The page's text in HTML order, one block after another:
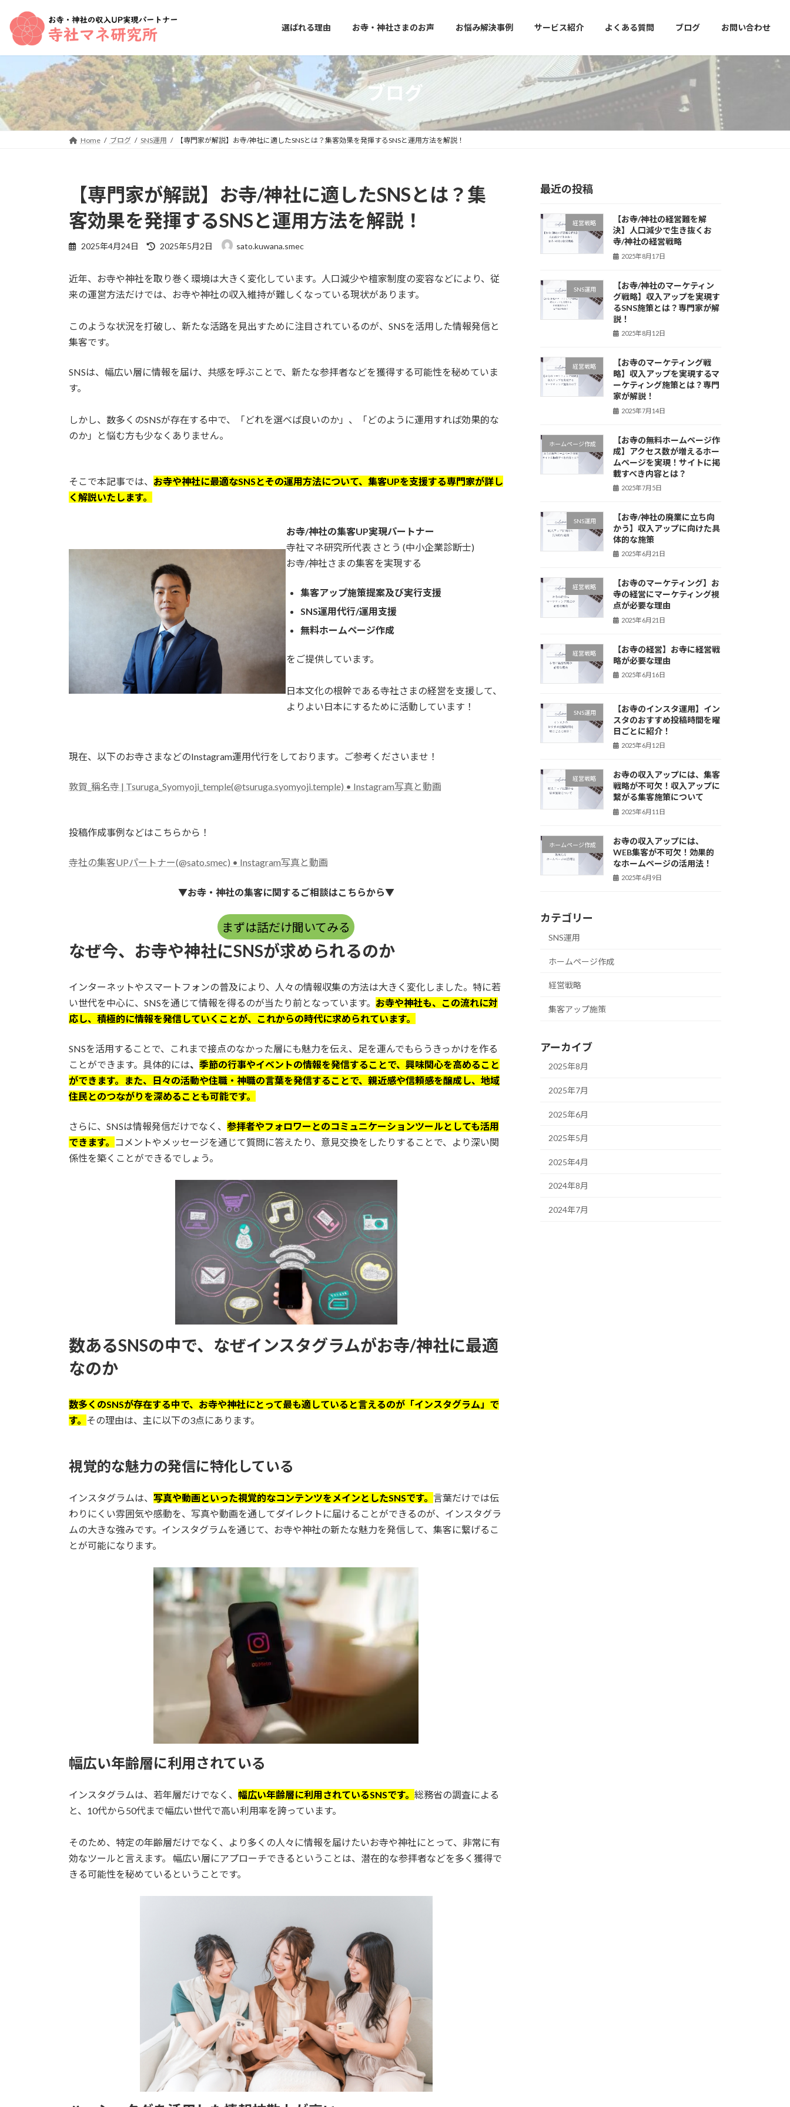
へ
ス
キ
ッ
プ
ョ
ン
に
移
動
選ばれる理由 お寺・神社さまのお声 お悩み解決事例 サービス紹介 よくある質問 ブログ お問い合わせ
ブログ
Home ブログ SNS運用 【専門家が解説】お寺/神社に適したSNSとは？集客効果を発揮するSNSと運用方法を解説！
【専門家が解説】お寺/神社に適したSNSとは？集
客効果を発揮するSNSと運用方法を解説！
2025年4月24日
最
新
日
2025年5月2日 sato.kuwana.smec
近年、お寺や神社を取り巻く環境は大きく変化しています。人口減少や檀家制度の変容などにより、従
来の運営方法だけでは、お寺や神社の収入維持が難しくなっている現状があります。
このような状況を打破し、新たな活路を見出すために注目されているのが、SNSを活用した情報発信と
集客です。
SNSは、幅広い層に情報を届け、共感を呼ぶことで、新たな参拝者などを獲得する可能性を秘めていま
す。
しかし、数多くのSNSが存在する中で、「どれを選べば良いのか」、「どのように運用すれば効果的な
のか」と悩む方も少なくありません。
そこで本記事では、 お寺や神社に最適なSNSとその運用方法について、集客UPを支援する専門家が詳し
く解説いたします。
お寺/神社の集客UP実現パートナー
寺社マネ研究所代表 さとう (中小企業診断士)
お寺/神社さまの集客を実現する
集客アップ施策提案及び実行支援
SNS運用代行/運用支援
無料ホームページ作成
をご提供しています。
日本文化の根幹である寺社さまの経営を支援して、
よりよい日本にするために活動しています！
現在、以下のお寺さまなどのInstagram運用代行をしております。ご参考くださいませ！
敦賀_稱名寺 | Tsuruga_Syomyoji_temple(@tsuruga.syomyoji.temple) • Instagram写真と動画
投稿作成事例などはこちらから！
寺社の集客UPパートナー(@sato.smec) • Instagram写真と動画
▼お寺・神社の集客に関するご相談はこちらから▼
まずは話だけ聞いてみる
なぜ今、お寺や神社にSNSが求められるのか
インターネットやスマートフォンの普及により、人々の情報収集の方法は大きく変化しました。特に若
い世代を中心に、SNSを通じて情報を得るのが当たり前となっています。 お寺や神社も、この流れに対
応し、積極的に情報を発信していくことが、これからの時代に求められています。
SNSを活用することで、これまで接点のなかった層にも魅力を伝え、足を運んでもらうきっかけを作る
ことができます。具体的には、 季節の行事やイベントの情報を発信することで、興味関心を高めること
ができます。また、日々の活動や住職・神職の言葉を発信することで、親近感や信頼感を醸成し、地域
住民とのつながりを深めることも可能です。
さらに、SNSは情報発信だけでなく、 参拝者やフォロワーとのコミュニケーションツールとしても活用
できます。
コメントやメッセージを通じて質問に答えたり、意見交換をしたりすることで、より深い関
係性を築くことができるでしょう。
数あるSNSの中で、なぜインスタグラムがお寺/神社に最適
なのか
数多くのSNSが存在する中で、お寺や神社にとって最も適していると言えるのが「インスタグラム」で
す。
その理由は、主に以下の3点にあります。
視覚的な魅力の発信に特化している
インスタグラムは、 写真や動画といった視覚的なコンテンツをメインとしたSNSです。 言葉だけでは伝
わりにくい雰囲気や感動を、写真や動画を通してダイレクトに届けることができるのが、インスタグラ
ムの大きな強みです。インスタグラムを通じて、お寺や神社の新たな魅力を発信して、集客に繋げるこ
とが可能になります。
幅広い年齢層に利用されている
インスタグラムは、若年層だけでなく、 幅広い年齢層に利用されているSNSです。 総務省の調査による
と、10代から50代まで幅広い世代で高い利用率を誇っています。
そのため、特定の年齢層だけでなく、より多くの人々に情報を届けたいお寺や神社にとって、非常に有
効なツールと言えます。 幅広い層にアプローチできるということは、潜在的な参拝者などを多く獲得で
きる可能性を秘めているということです。
最近の投稿
経営戦略
【お寺/神社の経営難を解
決】人口減少で生き抜くお
寺/神社の経営戦略
2025年8月17日
SNS運用
【お寺/神社のマーケティン
グ戦略】収入アップを実現す
るSNS施策とは？専門家が解
説！
2025年8月12日
経営戦略
【お寺のマーケティング戦
略】収入アップを実現するマ
ーケティング施策とは？専門
家が解説！
2025年7月14日
ホームページ作成
【お寺の無料ホームページ作
成】アクセス数が増えるホー
ムページを実現！サイトに掲
載すべき内容とは？
2025年7月5日
SNS運用
【お寺/神社の廃業に立ち向
かう】収入アップに向けた具
体的な施策
2025年6月21日
経営戦略
【お寺のマーケティング】お
寺の経営にマーケティング視
点が必要な理由
2025年6月21日
経営戦略
【お寺の経営】お寺に経営戦
略が必要な理由
2025年6月16日
SNS運用
【お寺のインスタ運用】イン
スタのおすすめ投稿時間を曜
日ごとに紹介！
2025年6月12日
経営戦略
お寺の収入アップには、集客
戦略が不可欠！収入アップに
繋がる集客施策について
2025年6月11日
ホームページ作成
お寺の収入アップには、
WEB集客が不可欠！効果的
なホームページの活用法！
2025年6月9日
カテゴリー
SNS運用
ホームページ作成
経営戦略
集客アップ施策
アーカイブ
2025年8月
2025年7月
2025年6月
2025年5月
2025年4月
2024年8月
2024年7月